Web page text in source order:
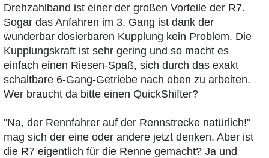
Drehzahlband ist einer der großen Vorteile der R7.
Sogar das Anfahren im 3. Gang ist dank der
wunderbar dosierbaren Kupplung kein Problem. Die
Kupplungskraft ist sehr gering und so macht es
einfach einen Riesen-Spaß, sich durch das exakt
schaltbare 6-Gang-Getriebe nach oben zu arbeiten.
Wer braucht da bitte einen QuickShifter?
"Na, der Rennfahrer auf der Rennstrecke natürlich!"
mag sich der eine oder andere jetzt denken. Aber ist
die R7 eigentlich für die Renne gemacht? Ja und